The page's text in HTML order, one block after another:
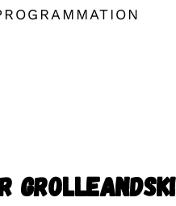
Grolleandski